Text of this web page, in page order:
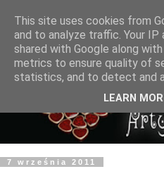
7 września 2011
This site uses cookies from
and to analyze traffic. Your IP
shared with Google along
metrics to ensure quality of
statistics, and to detect and
LEARN